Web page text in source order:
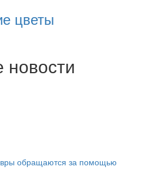
цветы
обращаются за помощью